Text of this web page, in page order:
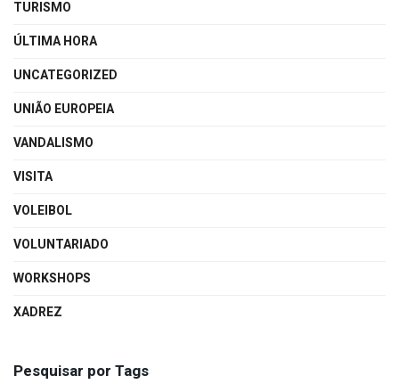
TURISMO
ÚLTIMA HORA
UNCATEGORIZED
UNIÃO EUROPEIA
VANDALISMO
VISITA
VOLEIBOL
VOLUNTARIADO
WORKSHOPS
XADREZ
Pesquisar por Tags